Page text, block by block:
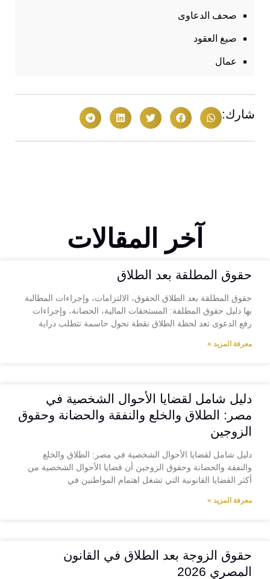
صحف الدعاوى
صيغ العقود
عمال
شارك:
آخر المقالات
حقوق المطلقة بعد الطلاق
حقوق المطلقة بعد الطلاق الحقوق، الالتزامات، وإجراءات المطالبة
بها دليل حقوق المطلقة: المستحقات المالية، الحضانة، وإجراءات
رفع الدعوى تعد لحظة الطلاق نقطة تحول حاسمة تتطلب دراية
معرفة المزيد »
دليل شامل لقضايا الأحوال الشخصية في
مصر: الطلاق والخلع والنفقة والحضانة وحقوق
الزوجين
دليل شامل لقضايا الأحوال الشخصية في مصر: الطلاق والخلع
والنفقة والحضانة وحقوق الزوجين أن قضايا الأحوال الشخصية من
أكثر القضايا القانونية التي تشغل اهتمام المواطنين في
معرفة المزيد »
حقوق الزوجة بعد الطلاق في القانون
المصري 2026